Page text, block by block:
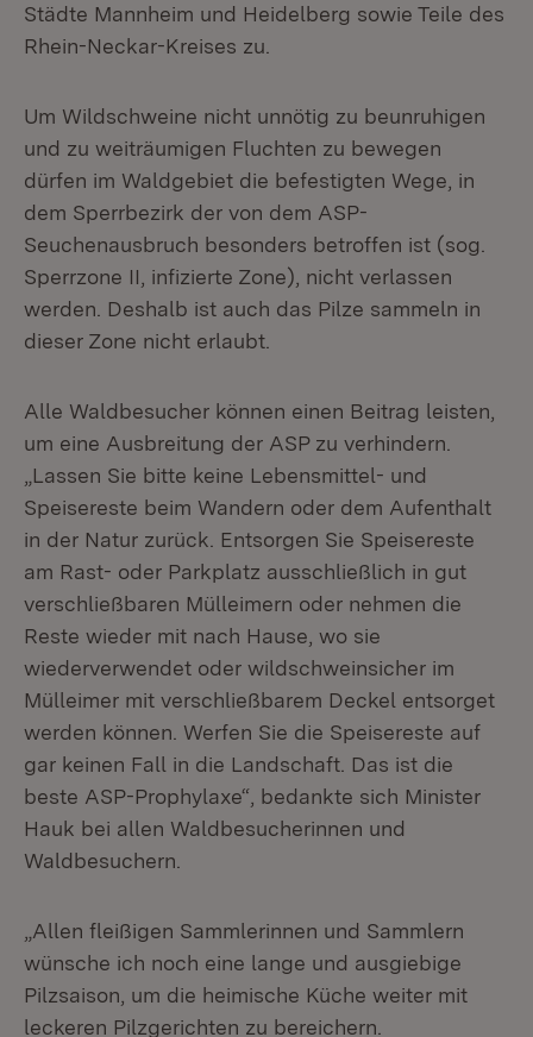
Städte Mannheim und Heidelberg sowie Teile des
Rhein-Neckar-Kreises zu.
Um Wildschweine nicht unnötig zu beunruhigen
und zu weiträumigen Fluchten zu bewegen
dürfen im Waldgebiet die befestigten Wege, in
dem Sperrbezirk der von dem ASP-
Seuchenausbruch besonders betroffen ist (sog.
Sperrzone II, infizierte Zone), nicht verlassen
werden. Deshalb ist auch das Pilze sammeln in
dieser Zone nicht erlaubt.
Alle Waldbesucher können einen Beitrag leisten,
um eine Ausbreitung der ASP zu verhindern.
„Lassen Sie bitte keine Lebensmittel- und
Speisereste beim Wandern oder dem Aufenthalt
in der Natur zurück. Entsorgen Sie Speisereste
am Rast- oder Parkplatz ausschließlich in gut
verschließbaren Mülleimern oder nehmen die
Reste wieder mit nach Hause, wo sie
wiederverwendet oder wildschweinsicher im
Mülleimer mit verschließbarem Deckel entsorget
werden können. Werfen Sie die Speisereste auf
gar keinen Fall in die Landschaft. Das ist die
beste ASP-Prophylaxe“, bedankte sich Minister
Hauk bei allen Waldbesucherinnen und
Waldbesuchern.
„Allen fleißigen Sammlerinnen und Sammlern
wünsche ich noch eine lange und ausgiebige
Pilzsaison, um die heimische Küche weiter mit
leckeren Pilzgerichten zu bereichern.